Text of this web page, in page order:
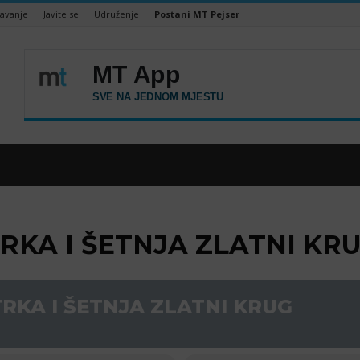
Javite se Udruženje Postani MT Pejser
I ŠETNJA ZLATNI
I ŠETNJA ZLATNI KRUG